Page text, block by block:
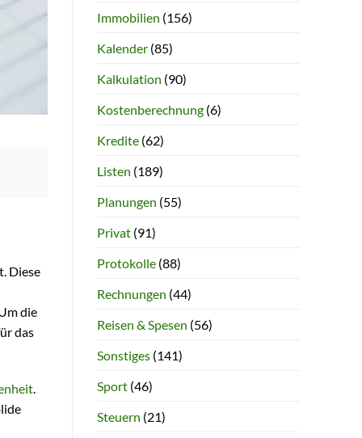
Diese
die
das
.
Immobilien (156)
Kalender(85)
Kalkulation (90)
Kostenberechnung(6)
Kredite(62)
Listen (189)
Planungen (55)
Privat(91)
Protokolle(88)
Rechnungen (44)
Reisen & Spesen (56)
Sonstiges(141)
Sport(46)
Steuern (21)